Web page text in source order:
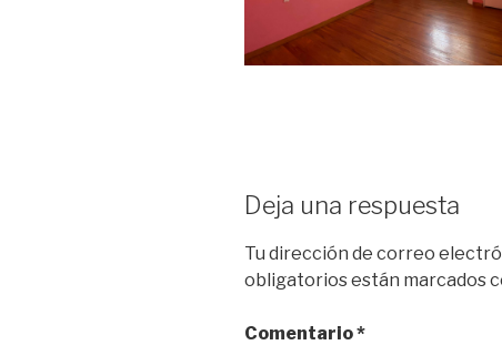
Deja una respuesta
Tu dirección de correo
obligatorios están marcados
Comentario*